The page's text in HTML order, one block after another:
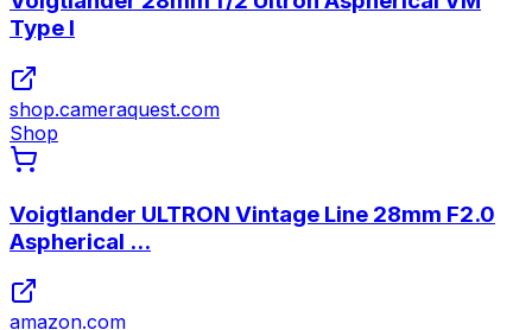
Type I
shop.cameraquest.com
Shop
Voigtlander ULTRON Vintage Line 28mm F2.0
Aspherical ...
amazon.com